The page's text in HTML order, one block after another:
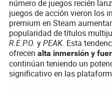
número de juegos recién
juegos de acción vieron los
premium en Steam
popularidad de títulos
R.E.P.O. yPEAK. Esta
ofrecenalta inmersión y
continúan teniendo un
significativo en las